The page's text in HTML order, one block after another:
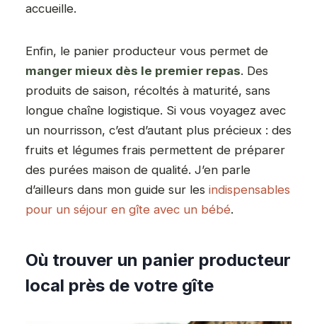
accueille.
Enfin, le panier producteur vous permet de
manger mieux dès le premier repas. Des
produits de saison, récoltés à maturité, sans
longue chaîne logistique. Si vous voyagez avec
un nourrisson, c’est d’autant plus précieux : des
fruits et légumes frais permettent de préparer
des purées maison de qualité. J’en parle
d’ailleurs dans mon guide sur les indispensables
pour un séjour en gîte avec un bébé.
Où trouver un panier producteur
local près de votre gîte